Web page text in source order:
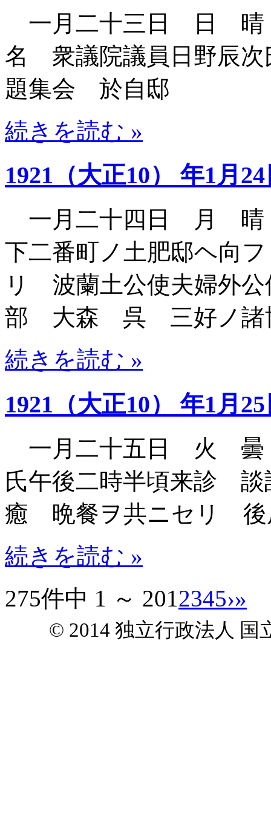
一月二十三日 日
名 衆議院議員日野辰
題集会 於自邸
続きを読む »
1921（大正10） 年1月
一月二十四日 月 晴
下二番町ノ土肥邸ヘ向
リ 波蘭土公使夫婦外
部 大森 呉 三好ノ諸
続きを読む »
1921（大正10） 年1月
一月二十五日 火 曇
氏午後二時半頃来診
癒 晩餐ヲ共ニセリ 後
続きを読む »
275件中 1 ～ 2012345›»
© 2014 独立行政法人 国